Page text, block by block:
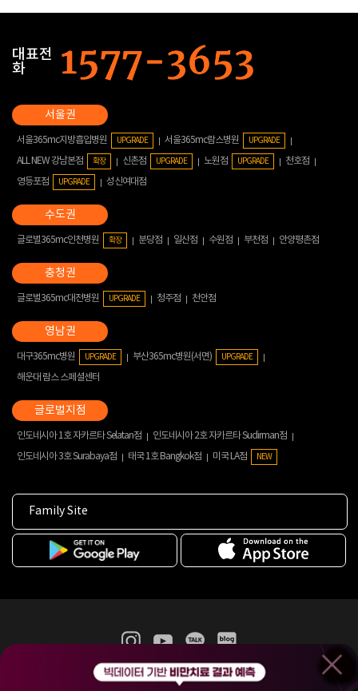
대표전
화
서울365mc지방흡입병원 UPGRADE 서울365mc람스병원 UPGRADE
ALL NEW 강남본점 확장 신촌점 UPGRADE 노원점 UPGRADE
천호점
영등포점
UPGRADE 성신여대점
글로벌365mc인천병원 확장 분당점 일산점 수원점 부천점 안양평촌점
글로벌365mc대전병원 UPGRADE 청주점 천안점
대구365mc병원 UPGRADE 부산365mc병원(서면) UPGRADE
해운대 람스 스페셜센터
인도네시아 1호 자카르타 Selatan점
인도네시아 2호 자카르타 Sudirman점
인도네시아 3호 Surabaya점
태국 1호 Bangkok점 미국 LA점 NEW
Family Site
365mc 병·의원 이용약관
홈페이지 이용약관